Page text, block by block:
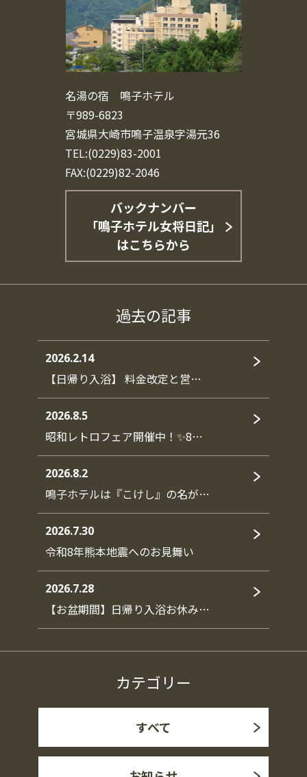
名湯の宿 鳴子ホテル
〒989-6823
宮城県大崎市鳴子温泉字湯元36
TEL:(0229)83-2001
FAX:(0229)82-2046
バックナンバー
「鳴子ホテル女将日記」
はこちらから
過去の記事
2026.2.14
【日帰り入浴】 料金改定と営…
2026.8.5
昭和レトロフェア開催中！✨8…
2026.8.2
鳴子ホテルは『こけし』の名が…
2026.7.30
令和8年熊本地震へのお見舞い
2026.7.28
【お盆期間】日帰り入浴お休み…
カテゴリー
すべて